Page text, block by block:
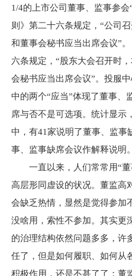
1/4的上市公司董事、监事参
则》第二十六条规定，“公司
和董事会秘书应当出席会议”
六条规定，“股东大会召开时
会秘书应当出席会议”。投服
中的两个“应当”体现了董事、
席与否不是可选项。统计显示
中，有41家说明了董事、监事
事、监事缺席会议作解释说明。
一直以来，人们常常用“董
高层形同虚设的状况。董监高
会缺乏热情，显然是觉得参加
没啥用，索性不参加。其实更
的治理结构依然问题多多，许
任了，但是如何履职、如何从
积极作用，还是不甚了了；董